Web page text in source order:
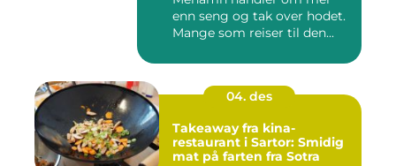
enn seng og tak over hodet.
Mange som reiser til den...
04. des
Takeaway fra kina-
restaurant i Sartor: Smidig
mat på farten fra Sotra